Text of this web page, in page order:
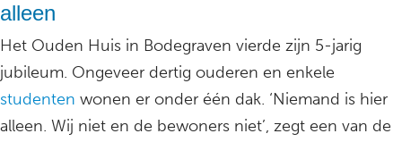
alleen
Het Ouden Huis in Bodegraven vierde zijn 5-jarig
jubileum. Ongeveer dertig ouderen en enkele
studenten wonen er onder één dak. ‘Niemand is hier
alleen. Wij niet en de bewoners niet’, zegt een van de